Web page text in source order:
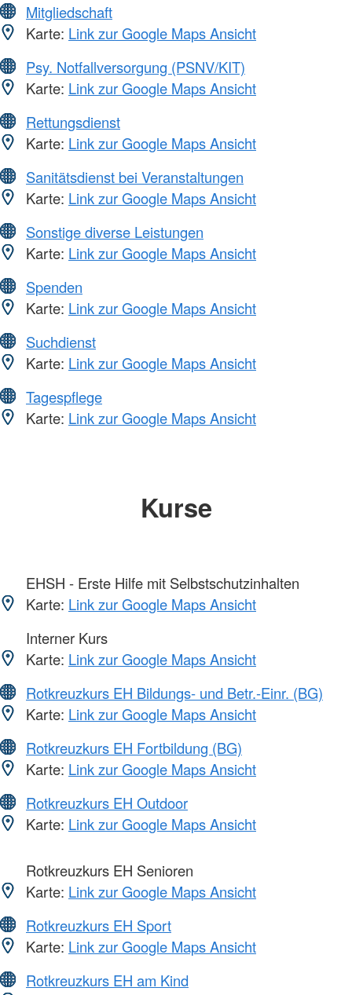
Mitgliedschaft
Karte: Link zur Google Maps Ansicht
Psy. Notfallversorgung (PSNV/KIT)
Karte: Link zur Google Maps Ansicht
Rettungsdienst
Karte: Link zur Google Maps Ansicht
Sanitätsdienst bei Veranstaltungen
Karte: Link zur Google Maps Ansicht
Sonstige diverse Leistungen
Karte: Link zur Google Maps Ansicht
Spenden
Karte: Link zur Google Maps Ansicht
Suchdienst
Karte: Link zur Google Maps Ansicht
Tagespflege
Karte: Link zur Google Maps Ansicht
Kurse
EHSH - Erste Hilfe mit Selbstschutzinhalten
Karte: Link zur Google Maps Ansicht
Interner Kurs
Karte: Link zur Google Maps Ansicht
Rotkreuzkurs EH Bildungs- und Betr.-Einr. (BG)
Karte: Link zur Google Maps Ansicht
Rotkreuzkurs EH Fortbildung (BG)
Karte: Link zur Google Maps Ansicht
Rotkreuzkurs EH Outdoor
Karte: Link zur Google Maps Ansicht
Rotkreuzkurs EH Senioren
Karte: Link zur Google Maps Ansicht
Rotkreuzkurs EH Sport
Karte: Link zur Google Maps Ansicht
Rotkreuzkurs EH am Kind